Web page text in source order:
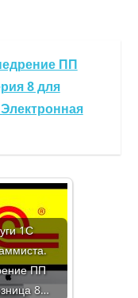
ПП
8 для
1С
ПП
8…